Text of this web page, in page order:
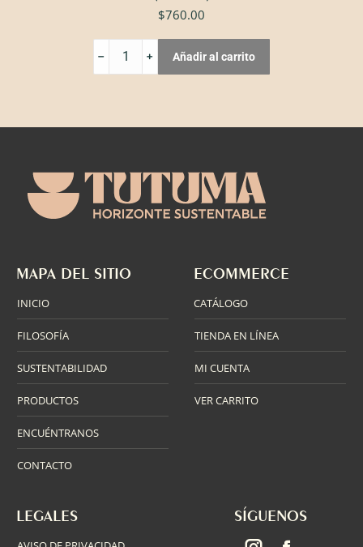
$760.00
DEGUSTACIÓN
3
GUSTO
CLÁSICO
cantidad
Añadir al carrito
MAPA DEL SITIO
INICIO
FILOSOFÍA
SUSTENTABILIDAD
PRODUCTOS
ENCUÉNTRANOS
CONTACTO
ECOMMERCE
CATÁLOGO
TIENDA EN LÍNEA
MI CUENTA
VER CARRITO
LEGALES SÍGUENOS